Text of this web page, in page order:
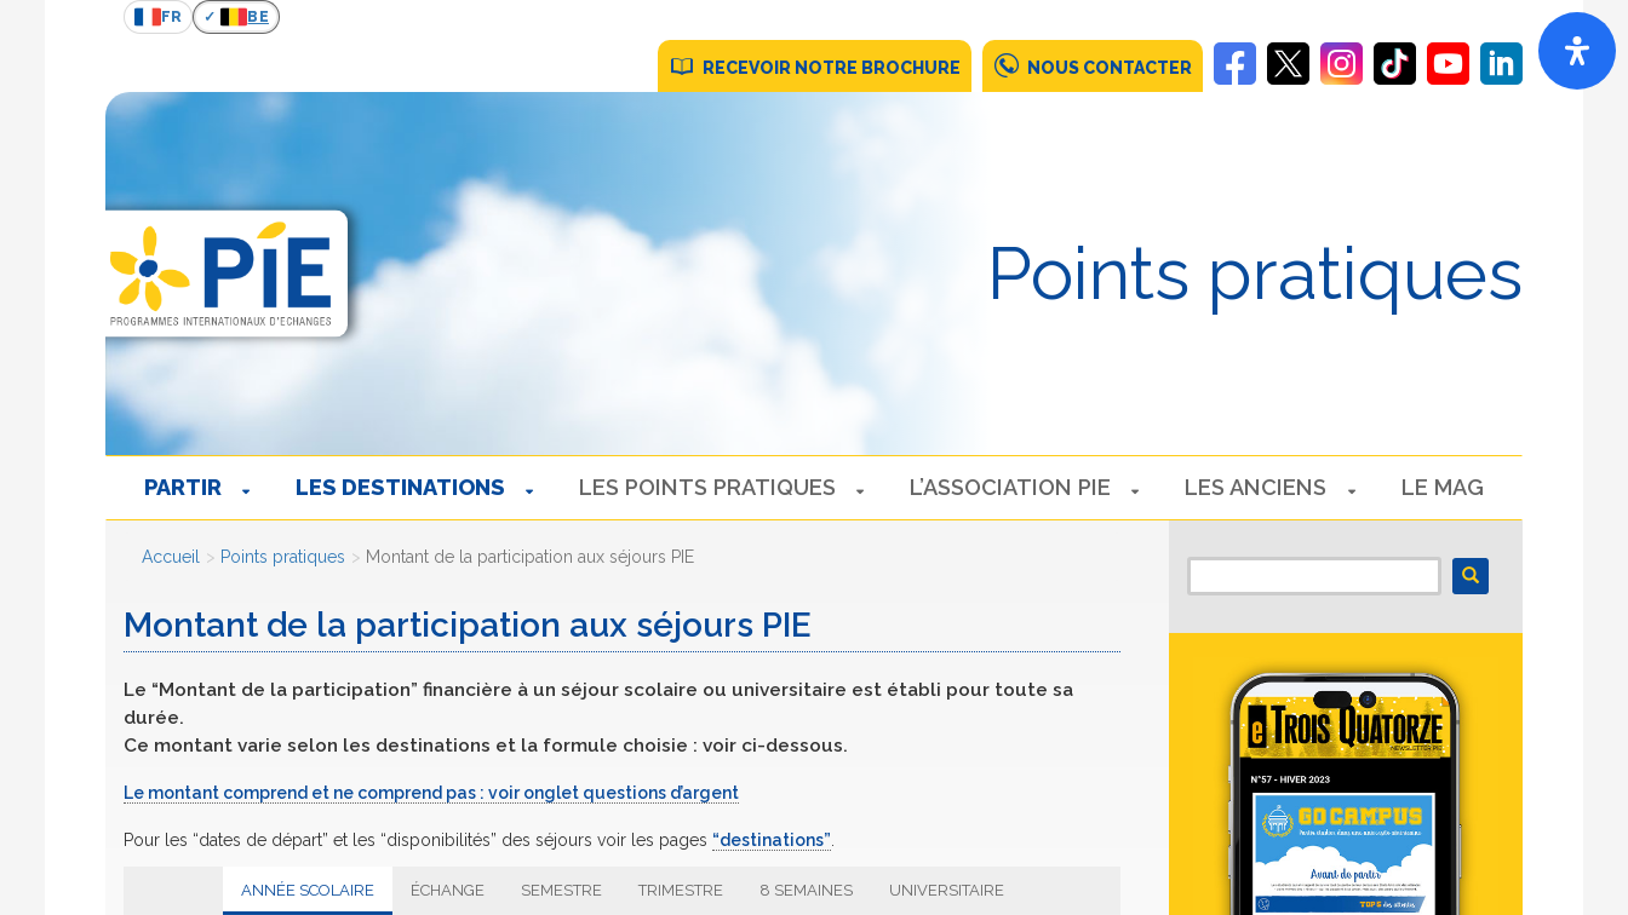
FR BE
RECEVOIR NOTRE BROCHURE NOUS CONTACTER
Points pratiques
PARTIR LES DESTINATIONS LES POINTS PRATIQUES L’ASSOCIATION PIE LES ANCIENS LE MAG
Accueil Points pratiques Montant de la participation aux séjours PIE
Montant de la participation aux séjours PIE
Le “Montant de la participation” financière à un séjour scolaire ou universitaire est établi pour toute sa
durée.
Ce montant varie selon les destinations et la formule choisie : voir ci-dessous.
Le montant comprend et ne comprend pas : voir onglet questions d’argent
Pour les “dates de départ” et les “disponibilités” des séjours voir les pages “destinations”
ANNÉE SCOLAIRE ÉCHANGE SEMESTRE TRIMESTRE 8 SEMAINES UNIVERSITAIRE